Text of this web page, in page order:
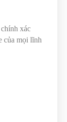
xác
của mọi lĩnh